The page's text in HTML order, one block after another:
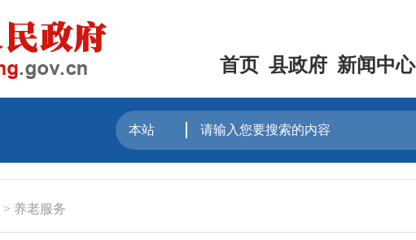
首页 县政府 新闻中心
> 养老服务